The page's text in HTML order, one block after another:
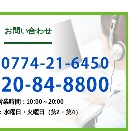
お問い合わせ
業時間：10:00～20:00
水曜日・火曜日（第2・第4）